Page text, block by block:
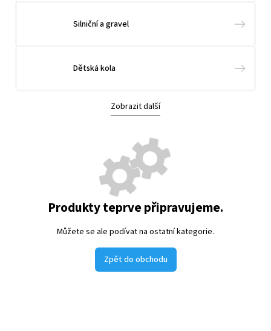
Silniční a gravel
Dětská kola
Zobrazit další
Produkty teprve připravujeme.
Můžete se ale podívat na ostatní kategorie.
Zpět do obchodu